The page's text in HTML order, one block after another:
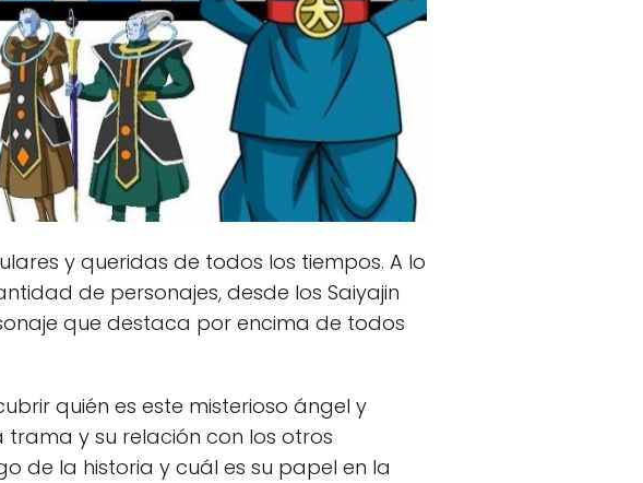
y queridas de todos los tiempos. A lo
de personajes, desde los Saiyajin
que destaca por encima de todos
quién es este misterioso ángel y
trama y su relación con los otros
de la historia y cuál es su papel en la